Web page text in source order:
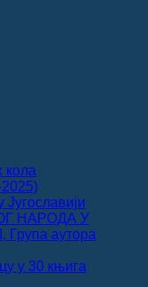
кола
Југославији
НАРОДА У
аутора
у 30 књига